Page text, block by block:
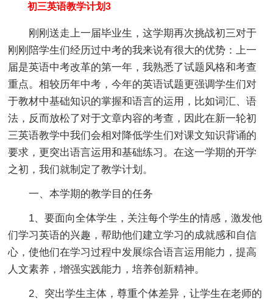
初三英语教学计划3
刚刚送走上一届毕业生，这学期再次挑战初三对于
刚刚陪学生们经历过中考的我来说有很大的优势：上一
届是英语中考改革的第一年，我熟悉了试题风格和考查
重点。相较历年中考，今年的英语试题更强调学生们对
于教材中基础知识的掌握和语言的运用，比如词汇、语
法，反而放松了对于文章内容的考查，因此在新一轮初
三英语教学中我们会相对降低学生们对课文知识背诵的
要求，更突出语言运用和基础练习。在这一学期的开学
之初，我们就制定了教学计划。
一、本学期的教学目的任务
1、要面向全体学生，关注每个学生的情感，激发他
们学习英语的兴趣，帮助他们建立学习的成就感和自信
心，使他们在学习过程中发展综合语言运用能力，提高
人文素养，增强实践能力，培养创新精神。
2、突出学生主体，尊重个体差异，让学生在老师的